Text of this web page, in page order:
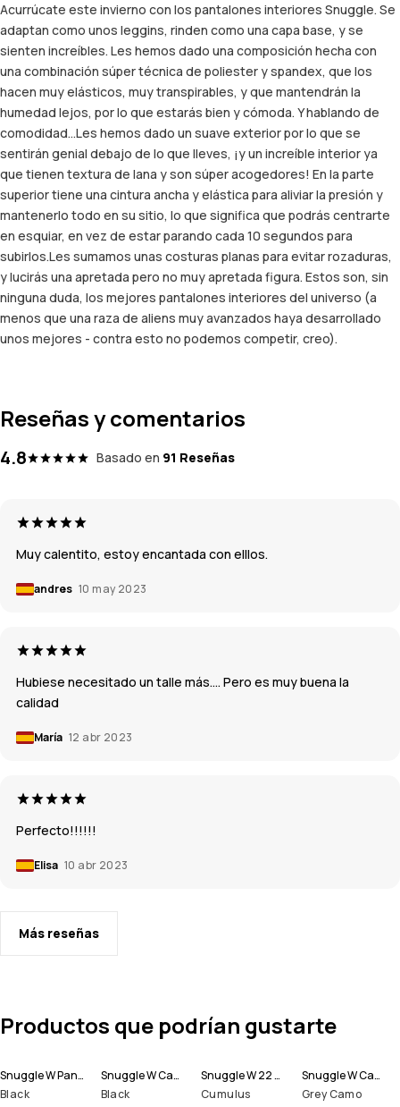
Acurrúcate este invierno con los pantalones interiores Snuggle. Se
adaptan como unos leggins, rinden como una capa base, y se
sienten increíbles. Les hemos dado una composición hecha con
una combinación súper técnica de poliester y spandex, que los
hacen muy elásticos, muy transpirables, y que mantendrán la
humedad lejos, por lo que estarás bien y cómoda. Y hablando de
comodidad…Les hemos dado un suave exterior por lo que se
sentirán genial debajo de lo que lleves, ¡y un increíble interior ya
que tienen textura de lana y son súper acogedores! En la parte
superior tiene una cintura ancha y elástica para aliviar la presión y
mantenerlo todo en su sitio, lo que significa que podrás centrarte
en esquiar, en vez de estar parando cada 10 segundos para
subirlos.Les sumamos unas costuras planas para evitar rozaduras,
y lucirás una apretada pero no muy apretada figura. Estos son, sin
ninguna duda, los mejores pantalones interiores del universo (a
menos que una raza de aliens muy avanzados haya desarrollado
unos mejores - contra esto no podemos competir, creo).
Reseñas y comentarios
4.8 Basado en 91 Reseñas
Muy calentito, estoy encantada con elllos.
andres 10 may 2023
Hubiese necesitado un talle más…. Pero es muy buena la
calidad
María 12 abr 2023
Perfecto!!!!!!
Elisa 10 abr 2023
Más reseñas
Productos que podrían gustarte
Snuggle W Pantalón Térmico Mujer
Black
Snuggle W Camiseta Térmica Mujer
Black
Snuggle W 22 Camiseta Térmica Mujer
Cumulus
Snuggle W Camiseta Térmica Mujer
Grey Camo